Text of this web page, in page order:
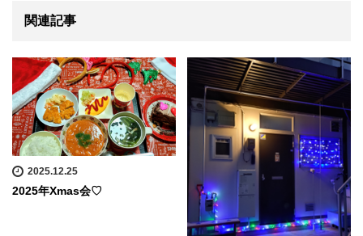
関連記事
2025.12.25
2025年Xmas会♡